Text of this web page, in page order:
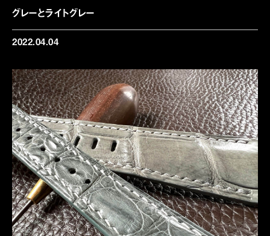
グレーとライトグレー
2022.04.04